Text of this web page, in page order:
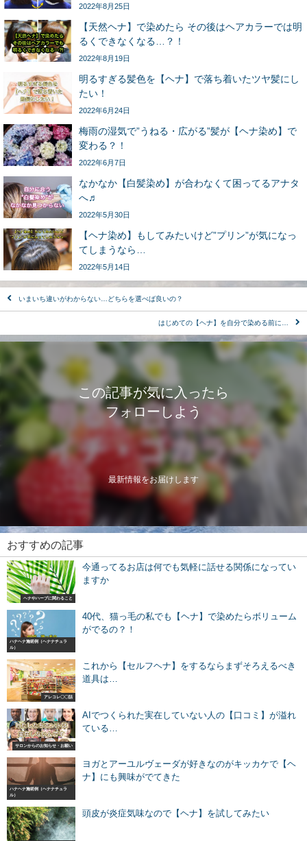
2022年8月25日
【天然ヘナ】で染めたら その後はヘアカラーでは明
るくできなくなる…？！
2022年8月19日
明るすぎる髪色を【ヘナ】で落ち着いたツヤ髪にし
たい！
2022年6月24日
梅雨の湿気で”うねる・広がる”髪が【ヘナ染め】で
変わる？！
2022年6月7日
なかなか【白髪染め】が合わなくて困ってるアナタ
へ♬
2022年5月30日
【ヘナ染め】もしてみたいけど”プリン”が気になっ
てしまうなら…
2022年5月14日
いまいち違いがわからない…どちらを選べば良いの？
はじめての【ヘナ】を自分で染める前に…
この記事が気に入ったら
フォローしよう
最新情報をお届けします
おすすめの記事
ヘナやハーブに関わること
今通ってるお店は何でも気軽に話せる関係になってい
ますか
ハナヘナ施術例（ヘナナチュラ
ル）
40代、猫っ毛の私でも【ヘナ】で染めたらボリューム
がでるの？！
アレコレ〇〇話
これから【セルフヘナ】をするならまずそろえるべき
道具は…
サロンからのお知らせ・お願い
AIでつくられた実在していない人の【口コミ】が溢れ
ている…
ハナヘナ施術例（ヘナナチュラ
ル）
ヨガとアーユルヴェーダが好きなのがキッカケで【ヘ
ナ】にも興味がでてきた
頭皮が炎症気味なので【ヘナ】を試してみたい